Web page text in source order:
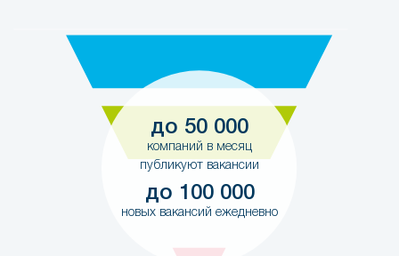
до 50 000
компаний в месяц
публикуют вакансии
до 100 000
новых вакансий ежедневно